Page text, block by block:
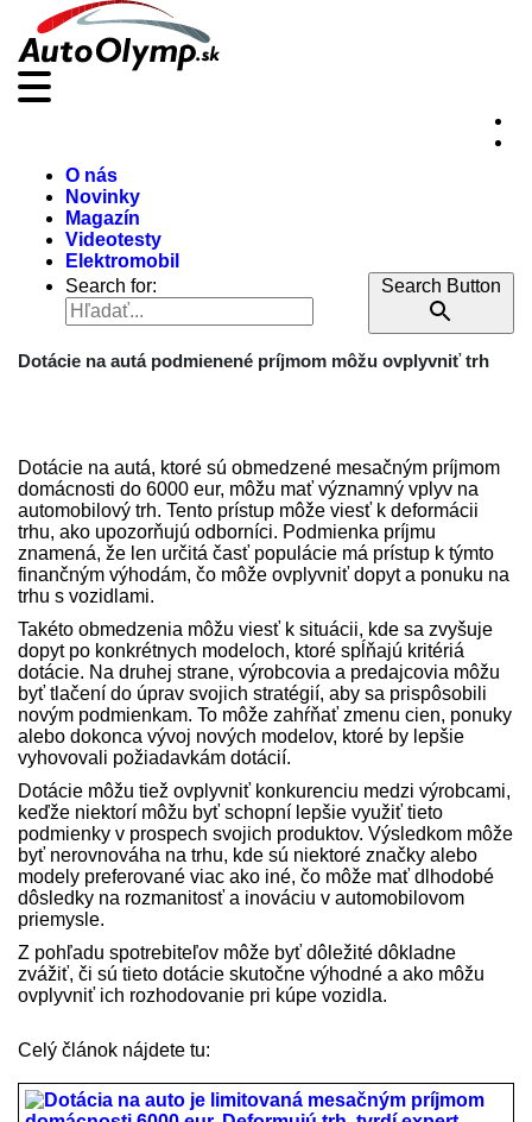
O nás
Novinky
Magazín
Videotesty
Elektromobil
Search for:
Search Button
Dotácie na autá podmienené príjmom môžu ovplyvniť trh
Dotácie na autá, ktoré sú obmedzené mesačným príjmom
domácnosti do 6000 eur, môžu mať významný vplyv na
automobilový trh. Tento prístup môže viesť k deformácii
trhu, ako upozorňujú odborníci. Podmienka príjmu
znamená, že len určitá časť populácie má prístup k týmto
finančným výhodám, čo môže ovplyvniť dopyt a ponuku na
trhu s vozidlami.
Takéto obmedzenia môžu viesť k situácii, kde sa zvyšuje
dopyt po konkrétnych modeloch, ktoré spĺňajú kritériá
dotácie. Na druhej strane, výrobcovia a predajcovia môžu
byť tlačení do úprav svojich stratégií, aby sa prispôsobili
novým podmienkam. To môže zahŕňať zmenu cien, ponuky
alebo dokonca vývoj nových modelov, ktoré by lepšie
vyhovovali požiadavkám dotácií.
Dotácie môžu tiež ovplyvniť konkurenciu medzi výrobcami,
keďže niektorí môžu byť schopní lepšie využiť tieto
podmienky v prospech svojich produktov. Výsledkom môže
byť nerovnováha na trhu, kde sú niektoré značky alebo
modely preferované viac ako iné, čo môže mať dlhodobé
dôsledky na rozmanitosť a inováciu v automobilovom
priemysle.
Z pohľadu spotrebiteľov môže byť dôležité dôkladne
zvážiť, či sú tieto dotácie skutočne výhodné a ako môžu
ovplyvniť ich rozhodovanie pri kúpe vozidla.
Celý článok nájdete tu: